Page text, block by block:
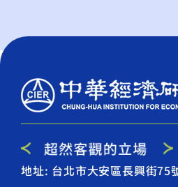
地址: 台北市大安區長興街75